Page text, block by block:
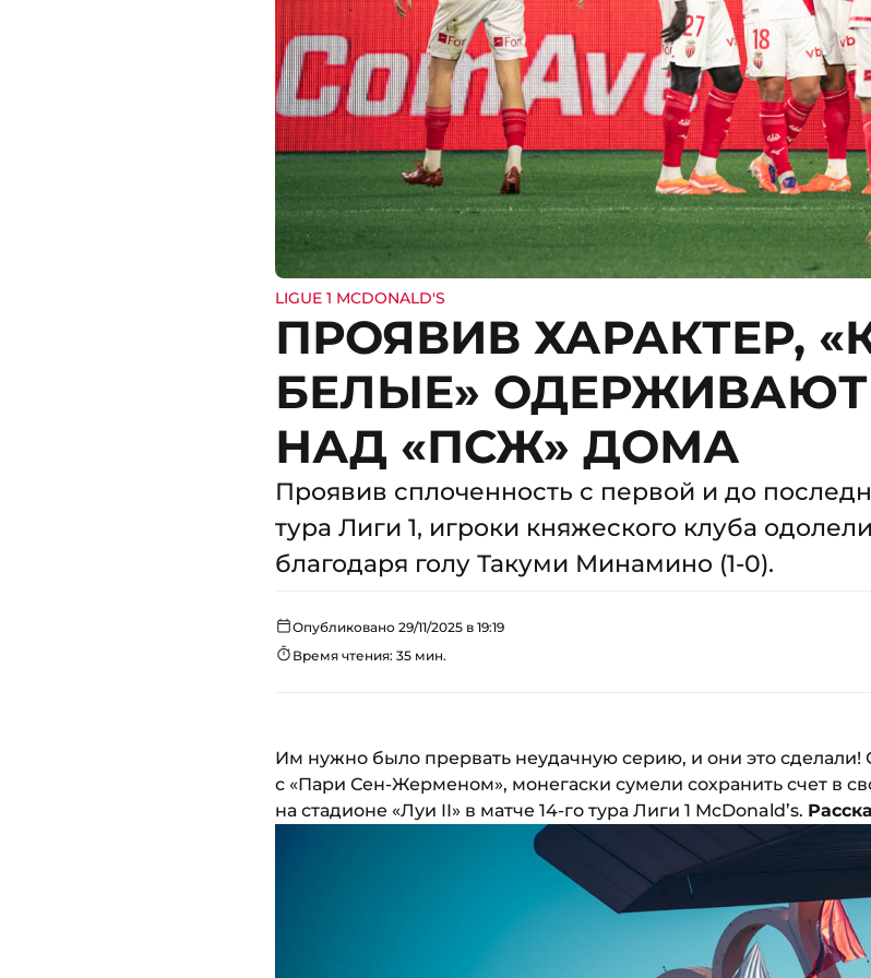
LIGUE 1 MCDONALD'S
ПРОЯВИВ ХАРАКТЕР,
БЕЛЫЕ»
НАД «ПСЖ» ДОМА
Проявив сплоченность с первой и до
тура Лиги 1, игроки княжеского клуба
благодаря голу Такуми Минамино (1-0).
Опубликовано 29/11/2025 в 19:19
Время чтения: 35 мин.
Им нужно было прервать неудачную серию, и они это сделали!
с «Пари Сен-Жерменом», монегаски сумели сохранить счет в
на стадионе «Луи II» в матче 14-го тура Лиги 1 McDonald’s.